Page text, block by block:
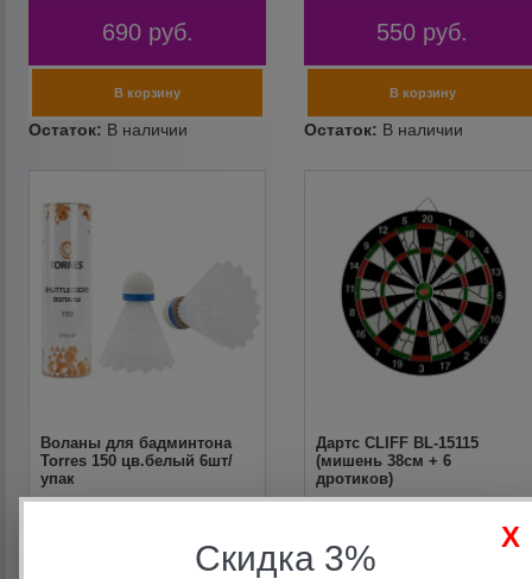
690 руб. 550 руб.
Воланы для бадминтона
Torres 150 цв.белый 6шт/
упак
Дартс CLIFF BL-15115
(мишень 38см + 6
дротиков)
Скидка 3%